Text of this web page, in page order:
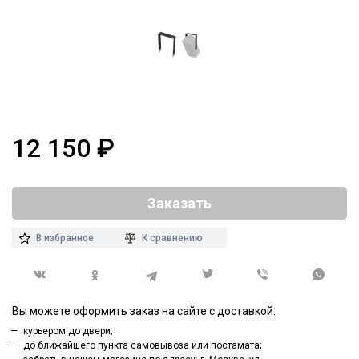
12 150 ₽
Заказать
В избранное К сравнению
Вы можете оформить заказ на сайте с доставкой:
курьером до двери;
до ближайшего пункта самовывоза или постамата;